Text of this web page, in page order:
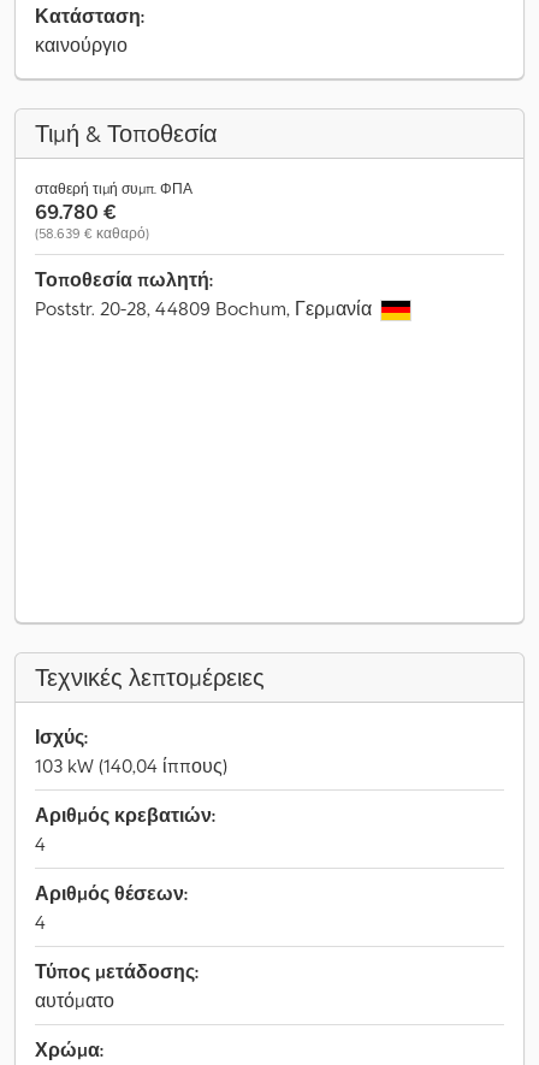
Κατάσταση:
καινούργιο
Τιμή & Τοποθεσία
σταθερή τιμή συμπ. ΦΠΑ
69.780 €
(58.639 € καθαρό)
Τοποθεσία πωλητή:
Poststr. 20-28, 44809 Bochum, Γερμανία
Τεχνικές λεπτομέρειες
Ισχύς:
103 kW (140,04 ίππους)
Αριθμός κρεβατιών:
4
Αριθμός θέσεων:
4
Τύπος μετάδοσης:
αυτόματο
Χρώμα: